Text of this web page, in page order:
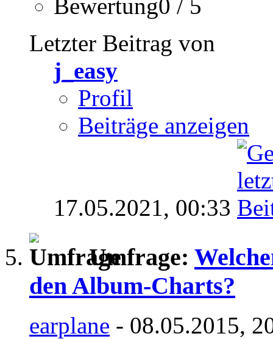
Bewertung0 / 5
Letzter Beitrag von
j_easy
Profil
Beiträge anzeigen
17.05.2021, 00:33
Umfrage:
den Album-Charts?
earplane - 08.05.2015,